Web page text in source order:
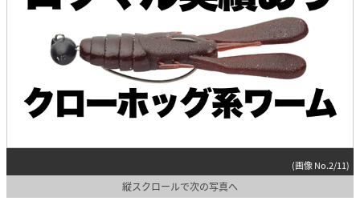
(画像 No.2/11)
縦スクロールで次の写真へ